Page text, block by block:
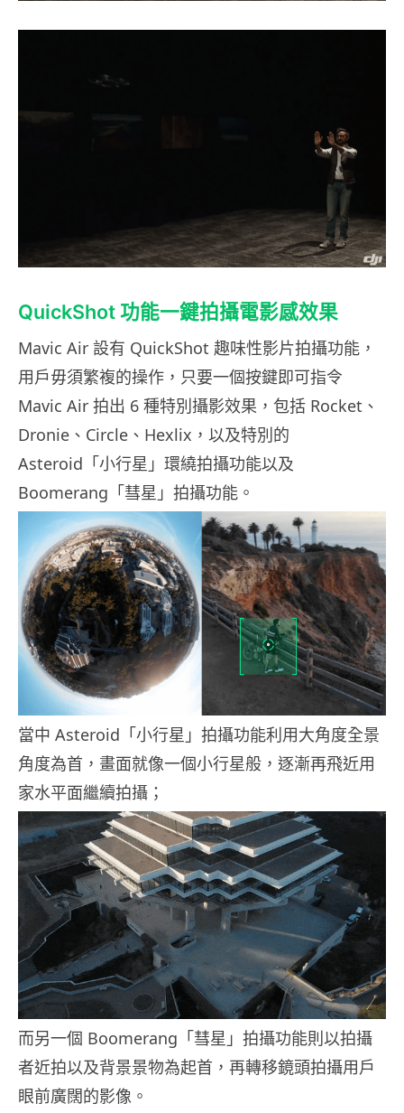
QuickShot 功能一鍵拍攝電影感效果
Mavic Air 設有 QuickShot 趣味性影片拍攝功能，
用戶毋須繁複的操作，只要一個按鍵即可指令
Mavic Air 拍出 6 種特別攝影效果，包括 Rocket、
Dronie、Circle、Hexlix，以及特別的
Asteroid「小行星」環繞拍攝功能以及
Boomerang「彗星」拍攝功能。
當中 Asteroid「小行星」拍攝功能利用大角度全景
角度為首，畫面就像一個小行星般，逐漸再飛近用
家水平面繼續拍攝；
而另一個 Boomerang「彗星」拍攝功能則以拍攝
者近拍以及背景景物為起首，再轉移鏡頭拍攝用戶
眼前廣闊的影像。